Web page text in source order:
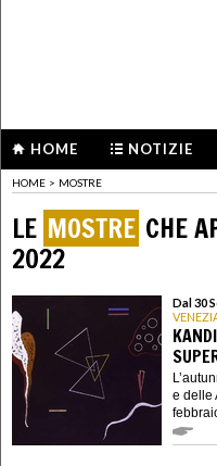
HOME NOTIZIE
HOME > MOSTRE
LE MOSTRE CHE
2022
Dal 30
e delle